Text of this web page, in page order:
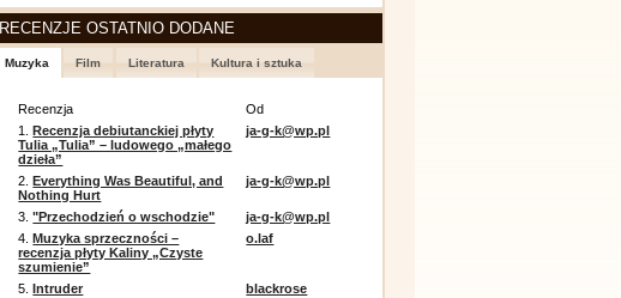
RECENZJE OSTATNIO DODANE
Muzyka Film Literatura Kultura i sztuka
Recenzja
Od
1.Recenzja debiutanckiej płyty
Tulia „Tulia” – ludowego „małego
dzieła”
ja-g-k@wp.pl
2.Everything Was Beautiful, and
Nothing Hurt
ja-g-k@wp.pl
3."Przechodzień o wschodzie"
ja-g-k@wp.pl
4.Muzyka sprzeczności –
recenzja płyty Kaliny „Czyste
szumienie”
o.laf
5.Intruder
blackrose